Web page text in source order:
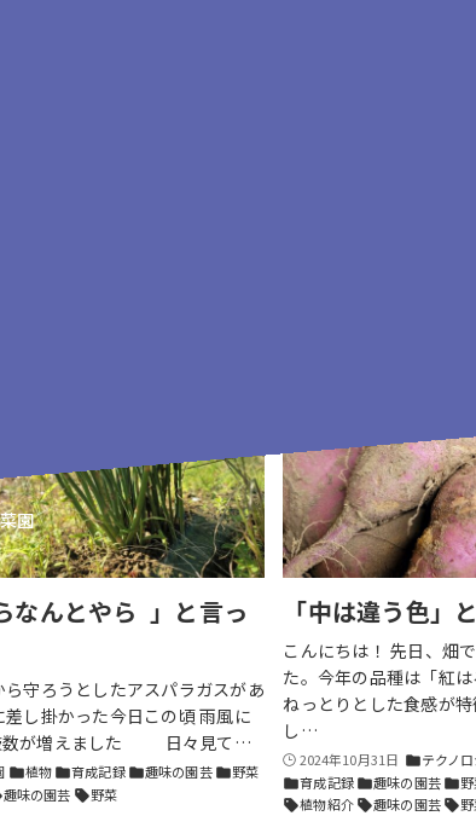
園
なんとやら 」と言っ
守ろうとしたアスパラガスがあ
し掛かった今日この頃 雨風に
数が増えました 日々見て…
folder植物 folder育成記録 folder趣味の園芸 folder野菜
趣味の園芸 sell野菜
「中は違う色」
こんにちは！ 先日、畑
た。今年の品種は「紅
ねっとりとした食感が
し…
2024年10月31日 folderテクノ
folder育成記録 folder趣味の園芸 folder
sell植物紹介 sell趣味の園芸 sell